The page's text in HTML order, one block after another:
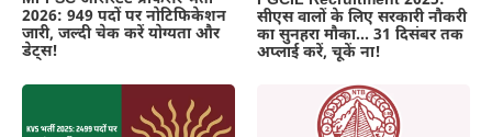
2026: 949 पदों पर नोटिफिकेशन
जारी, जल्दी चेक करें योग्यता और
डेट्स!
सीएस वालों के लिए सरकारी नौकरी
का सुनहरा मौका… 31 दिसंबर तक
अप्लाई करें, चूकें ना!